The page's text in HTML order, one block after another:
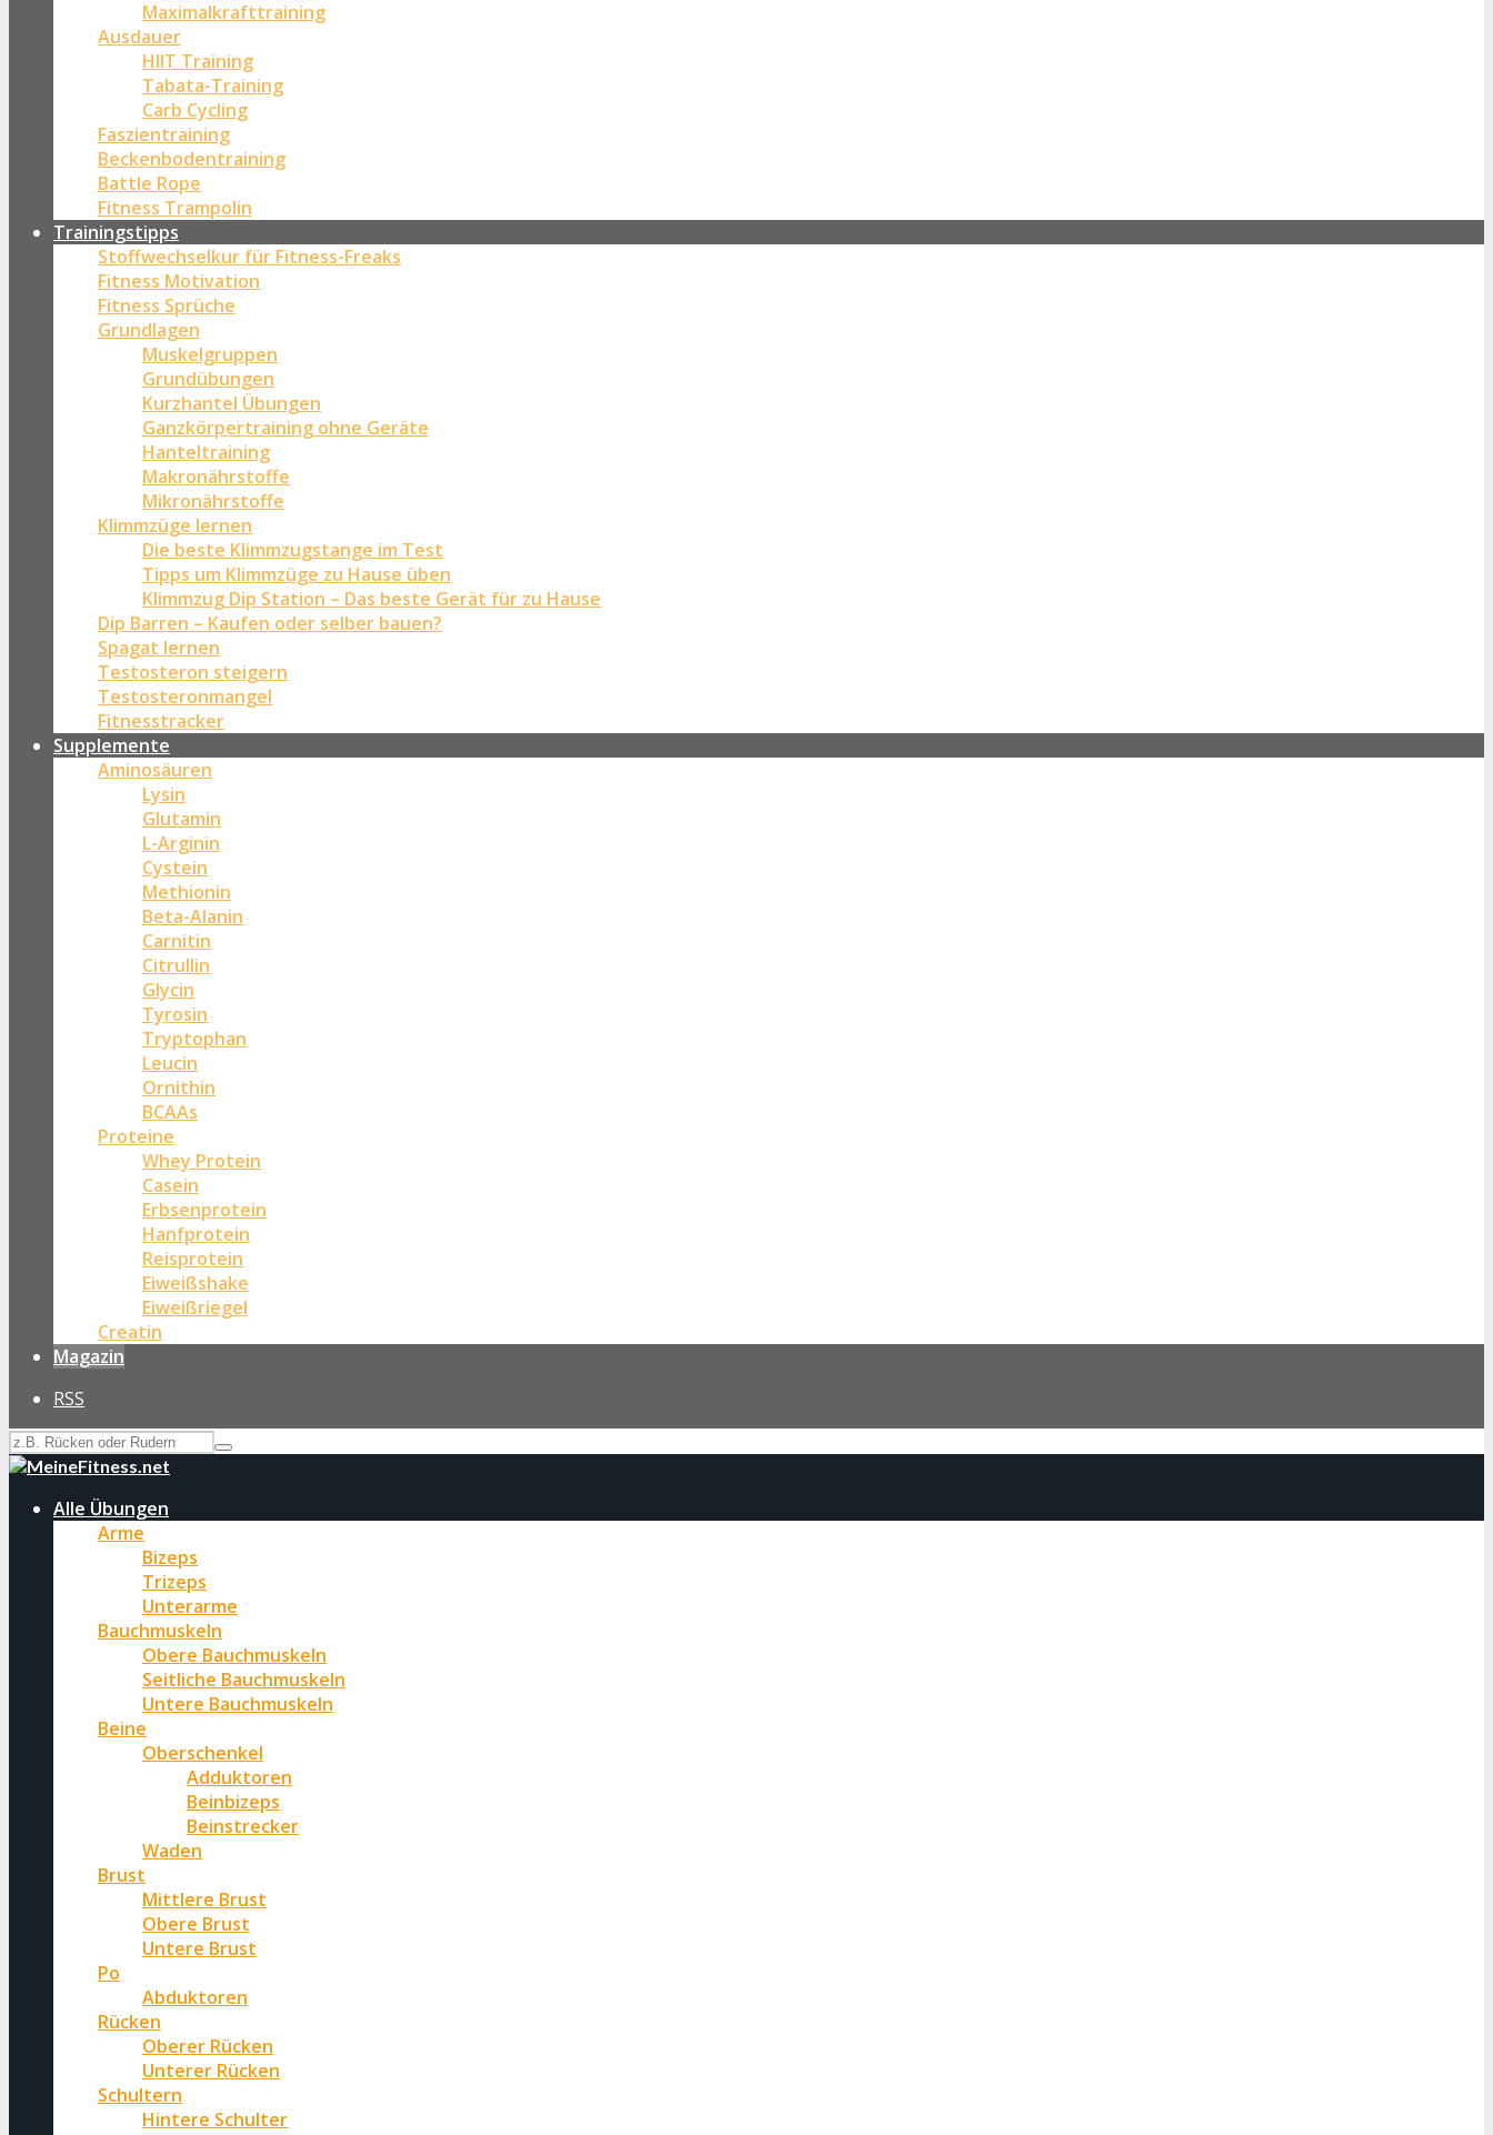
Maximalkrafttraining
Ausdauer
HIIT Training
Tabata-Training
Carb Cycling
Faszientraining
Beckenbodentraining
Battle Rope
Fitness Trampolin
Trainingstipps
Stoffwechselkur für Fitness-Freaks
Fitness Motivation
Fitness Sprüche
Grundlagen
Muskelgruppen
Grundübungen
Kurzhantel Übungen
Ganzkörpertraining ohne Geräte
Hanteltraining
Makronährstoffe
Mikronährstoffe
Klimmzüge lernen
Die beste Klimmzugstange im Test
Tipps um Klimmzüge zu Hause üben
Klimmzug Dip Station – Das beste Gerät für zu Hause
Dip Barren – Kaufen oder selber bauen?
Spagat lernen
Testosteron steigern
Testosteronmangel
Fitnesstracker
Supplemente
Aminosäuren
Lysin
Glutamin
L-Arginin
Cystein
Methionin
Beta-Alanin
Carnitin
Citrullin
Glycin
Tyrosin
Tryptophan
Leucin
Ornithin
BCAAs
Proteine
Whey Protein
Casein
Erbsenprotein
Hanfprotein
Reisprotein
Eiweißshake
Eiweißriegel
Creatin
Magazin
RSS
Alle Übungen
Arme
Bizeps
Trizeps
Unterarme
Bauchmuskeln
Obere Bauchmuskeln
Seitliche Bauchmuskeln
Untere Bauchmuskeln
Beine
Oberschenkel
Adduktoren
Beinbizeps
Beinstrecker
Waden
Brust
Mittlere Brust
Obere Brust
Untere Brust
Po
Abduktoren
Rücken
Oberer Rücken
Unterer Rücken
Schultern
Hintere Schulter